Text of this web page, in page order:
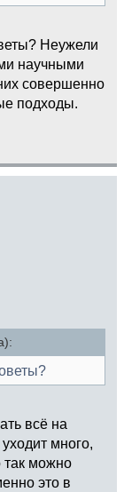
Неужели
научными
совершенно
подходы.
всё на
много,
так можно
это в